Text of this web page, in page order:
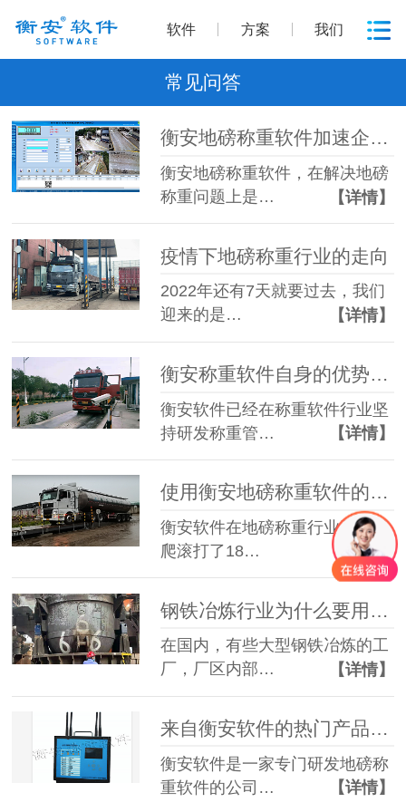
软件 方案 我们
常见问答
衡安地磅称重软件加速企业数字化进程
衡安地磅称重软件，在解决地磅
称重问题上是…
【详情】
疫情下地磅称重行业的走向
2022年还有7天就要过去，我们
迎来的是…
【详情】
衡安称重软件自身的优势有哪些？
衡安软件已经在称重软件行业坚
持研发称重管…
【详情】
使用衡安地磅称重软件的感觉是什么？
衡安软件在地磅称重行业已经摸
爬滚打了18…
【详情】
在国内，有些大型钢铁冶炼的工
厂，厂区内部…
【详情】
来自衡安软件的热门产品，你心动了吗？
衡安软件是一家专门研发地磅称
重软件的公司…
【详情】